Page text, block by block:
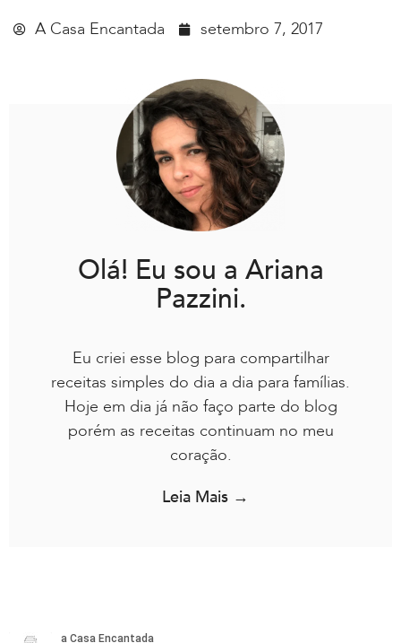
A Casa Encantada
setembro 7, 2017
Olá! Eu sou a Ariana
Pazzini.
Eu criei esse blog para compartilhar
receitas simples do dia a dia para famílias.
Hoje em dia já não faço parte do blog
porém as receitas continuam no meu
coração.
Leia Mais →